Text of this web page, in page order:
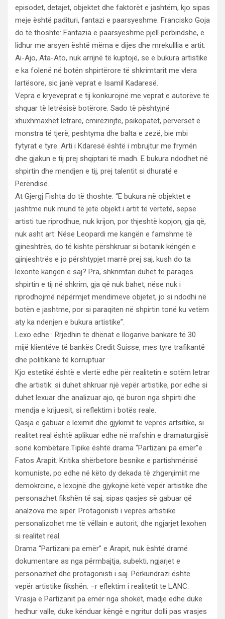
episodet, detajet, objektet dhe faktorët e jashtëm, kjo sipas
meje është padituri, fantazi e paarsyeshme. Francisko Goja
do të thoshte: Fantazia e paarsyeshme pjell perbindshe, e
lidhur me arsyen është mëma e dijes dhe mrekulllia e artit.
Ai-Ajo, Ata-Ato, nuk arrijnë të kuptojë, se e bukura artistike
e ka folenë në botën shpirtërore të shkrimtarit me vlera
lartësore, sic janë veprat e Isamil Kadaresë.
Vepra e kryeveprat e tij konkurojnë me veprat e autorëve të
shquar të letrësisë botërore. Sado të pështyjnë
xhuxhmaxhët letrarë, cmirëzinjtë, psikopatët, perversët e
monstra të tjerë, peshtyma dhe balta e zezë, bie mbi
fytyrat e tyre. Arti i Kdaresë është i mbrujtur me frymën
dhe gjakun e tij prej shqiptari të madh. E bukura ndodhet në
shpirtin dhe mendjen e tij, prej talentit si dhuratë e
Perëndisë.
At Gjergj Fishta do të thoshte: “E bukura në objektet e
jashtme nuk mund të jetë objekt i artit të vërtetë, sepse
artisti tue riprodhue, nuk krijon, por thjeshtë kopjon, gja që,
nuk asht art. Nëse Leopardi me kangën e famshme të
gjineshtrës, do të kishte përshkruar si botanik këngën e
gjinjeshtrës e jo përshtypjet marrë prej saj, kush do ta
lexonte kangën e saj? Pra, shkrimtari duhet të paraqes
shpirtin e tij në shkrim, gja që nuk bahet, nëse nuk i
riprodhojmë nëpërmjet mendimeve objetet, jo si ndodhi në
botën e jashtme, por si paraqiten në shpirtin tonë ku vetëm
aty ka ndenjen e bukura artistike”.
Lexo edhe : Rrjedhin të dhënat e llogarive bankare të 30
mijë klientëve të bankës Credit Suisse, mes tyre trafikantë
dhe politikanë të korruptuar
Kjo estetikë është e vlertë edhe për realitetin e sotëm letrar
dhe artistik: si duhet shkruar një vepër artistike, por edhe si
duhet lexuar dhe analizuar ajo, që buron nga shpirti dhe
mendja e krijuesit, si reflektim i botës reale.
Qasja e gabuar e leximit dhe gjykimit te veprës artsitike, si
realitet real është aplikuar edhe në rrafshin e dramaturgjisë
sonë kombëtare.Tipike është drama “Partizani pa emër”e
Fatos Arapit. Kritika shërbetore besnike e partishmërisë
komuniste, po edhe në këto dy dekada të zhgenjimiit me
demokrcine, e lexojnë dhe gjykojnë këtë vepër artistike dhe
personazhet fikshën të saj, sipas qasjes së gabuar që
analzova me sipër. Protagonisti i veprës artistiike
personalizohet me të vëllain e autorit, dhe ngjarjet lexohen
si realitet real.
Drama “Partizani pa emër” e Arapit, nuk është dramë
dokumentare as nga përmbajtja, subekti, ngjarjet e
personazhet dhe protagonisti i saj. Përkundrazi është
vepër artistike fikshën. –r eflektim i realitetit te LANC.
Vrasja e Partizanit pa emër nga shokët, madje edhe duke
hedhur valle, duke kënduar këngë e ngritur dolli pas vrasjes